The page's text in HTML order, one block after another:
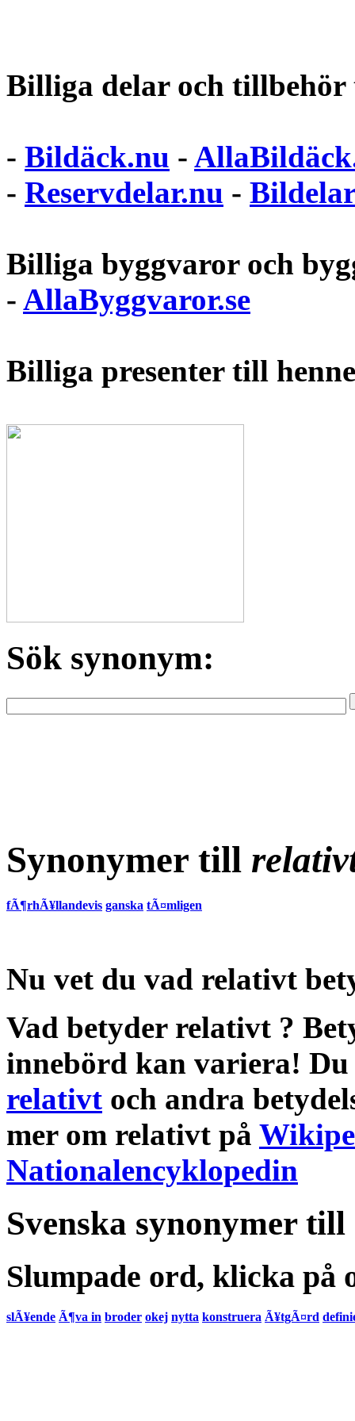
Billiga delar och
- Bildäck.nu -
- Reservdelar.nu - Bildelar
Billiga byggvaror och
- AllaByggvaror.se
Billiga presenter till
Sök synonym:
Synonymer till
fÃ¶rhÃ¥llandevis ganska tÃ¤mligen
Nu vet du vad relativt
Vad betyder relativt ?
innebörd kan variera!
relativt och andra
mer om relativt på
Nationalencyklopedin
Svenska synonymer
Slumpade ord, klicka på
slÃ¥ende Ã¶va in broder okej nytta konstruera Ã¥tgÃ¤rd